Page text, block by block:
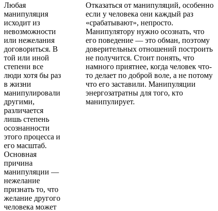
Любая
манипуляция
исходит из
невозможности
или нежелания
договориться. В
той или иной
степени все
люди хотя бы раз
в жизни
манипулировали
другими,
различается
лишь степень
осознанности
этого процесса и
его масштаб.
Основная
причина
манипуляции —
нежелание
признать то, что
желание другого
человека может
Отказаться от манипуляций, особенно
если у человека они каждый раз
«срабатывают», непросто.
Манипулятору нужно осознать, что
его поведение — это обман, поэтому
доверительных отношений построить
не получится. Стоит понять, что
намного приятнее, когда человек что-
то делает по доброй воле, а не потому
что его заставили. Манипуляции
энергозатратны для того, кто
манипулирует.